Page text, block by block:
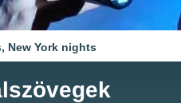
New York nights